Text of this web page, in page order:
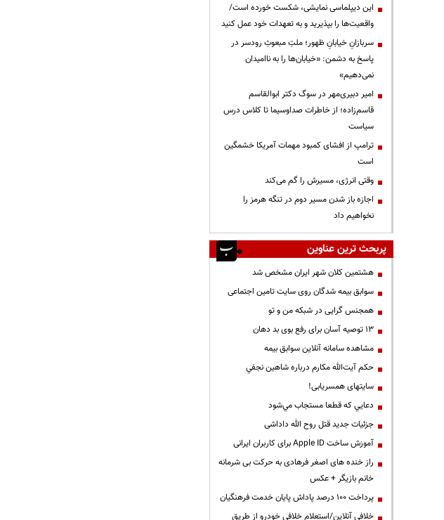
این دیپلماسی نمایشی، شکست خورده است/
واقعیت‌ها را بپذیرید و به تعهدات خود عمل کنید
سربازانِ خیابانِ ظهور؛ ملتِ مبعوثِ رودسر در
پاسخ به دشمن: «خیابان‌ها را به ناامیدان
نمی‌دهیم»
امیر دبیری‌مهر در سوگ دکتر ابوالقاسم
قاسم‌زاده؛ از خاطرات صداوسیما تا کلاس درس
سیاست
ترامپ از افشای کمبود مهمات آمریکا خشمگین
است
وقتی انرژی، مسیرش را گم می‌کند
اجازه باز شدن مسیر دوم در تنگه هرمز را
نخواهیم داد
پربحث ترین عناوین
هشتمین کلان شهر ایران مشخص شد
سوابق بیمه شدگان روی سایت تامین اجتماعی
همجنس گرایی در شبکه من و تو
13 توصیه آسان برای رفع بوی بد دهان
مشاهده سامانه آنلاين سوابق بیمه
حكم آيت‌الله مكارم درباره شاهين نجفي
سایتهای همسریابی!
دعايي كه قطعا مستجاب مي‌شود
جزئیات جدید قتل روح الله داداشی
آموزش ساخت Apple ID برای کاربران ایرانی
راز خنده های اصغر فرهادی به حرکت بی شرمانه
خانم بازیگر + عکس
پرداخت ۱۰۰ درصد پاداش پایان خدمت فرهنگیان
خلافی آنلاین/استعلام خلافی خودرو از طریق